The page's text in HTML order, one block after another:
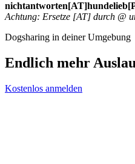
Achtung: Ersetze [AT] durch @
Dogsharing in deiner Umgebung
Endlich mehr
Kostenlos anmelden